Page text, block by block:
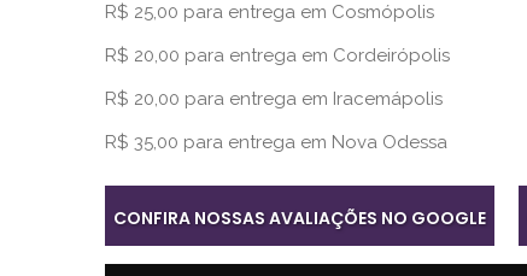
R$ 25,00 para entrega em Cosmópolis
R$ 20,00 para entrega em Cordeirópolis
R$ 20,00 para entrega em Iracemápolis
R$ 35,00 para entrega em Nova Odessa
CONFIRA NOSSAS AVALIAÇÕES NO GOOGLE